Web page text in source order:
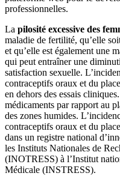
professionnelles.
La pilosité excessive des
maladie de fertilité, qu’elle
et qu’elle est également une
qui peut entraîner une
satisfaction sexuelle.
contraceptifs oraux et du
en dehors des essais
médicaments par rapport au
des zones humides.
contraceptifs oraux et du
dans un registre national
les Instituts Nationales de
(INOTRESS) à l’Institut
Médicale (INSTRESS).